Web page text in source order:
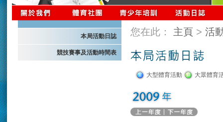
本局活動日誌
競技賽事及活動時間表
您在此： 主頁 > 活
大型體育活動 大眾體育